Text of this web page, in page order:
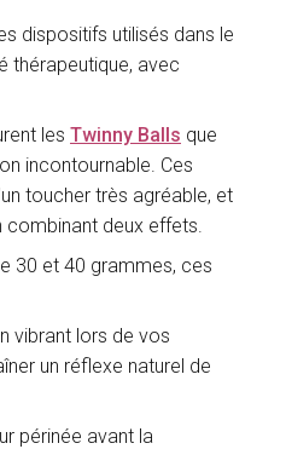
dispositifs utilisés dans le
thérapeutique, avec
les Twinny Balls que
incontournable. Ces
toucher très agréable, et
combinant deux effets.
30 et 40 grammes, ces
vibrant lors de vos
un réflexe naturel de
périnée avant la